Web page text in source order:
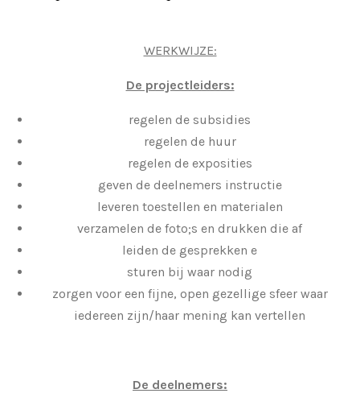
WERKWIJZE:
De projectleiders:
regelen de subsidies
regelen de huur
regelen de exposities
geven de deelnemers instructie
leveren toestellen en materialen
verzamelen de foto;s en drukken die af
leiden de gesprekken e
sturen bij waar nodig
zorgen voor een fijne, open gezellige sfeer waar
iedereen zijn/haar mening kan vertellen
De deelnemers: